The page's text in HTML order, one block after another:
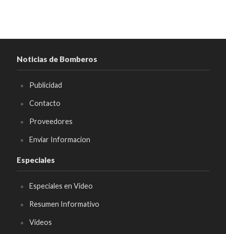
Noticias de Bomberos
Publicidad
Contacto
Proveedores
Enviar Informacion
Especiales
Especiales en Video
Resumen Informativo
Videos